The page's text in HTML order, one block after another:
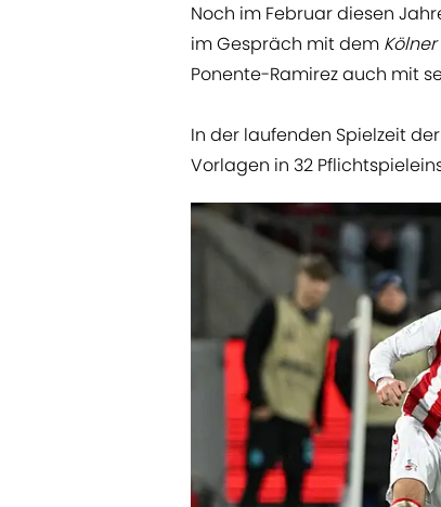
Noch im Februar diesen
im Gespräch mit dem
Ponente-Ramirez auch mit
In der laufenden Spielzeit
Vorlagen in 32